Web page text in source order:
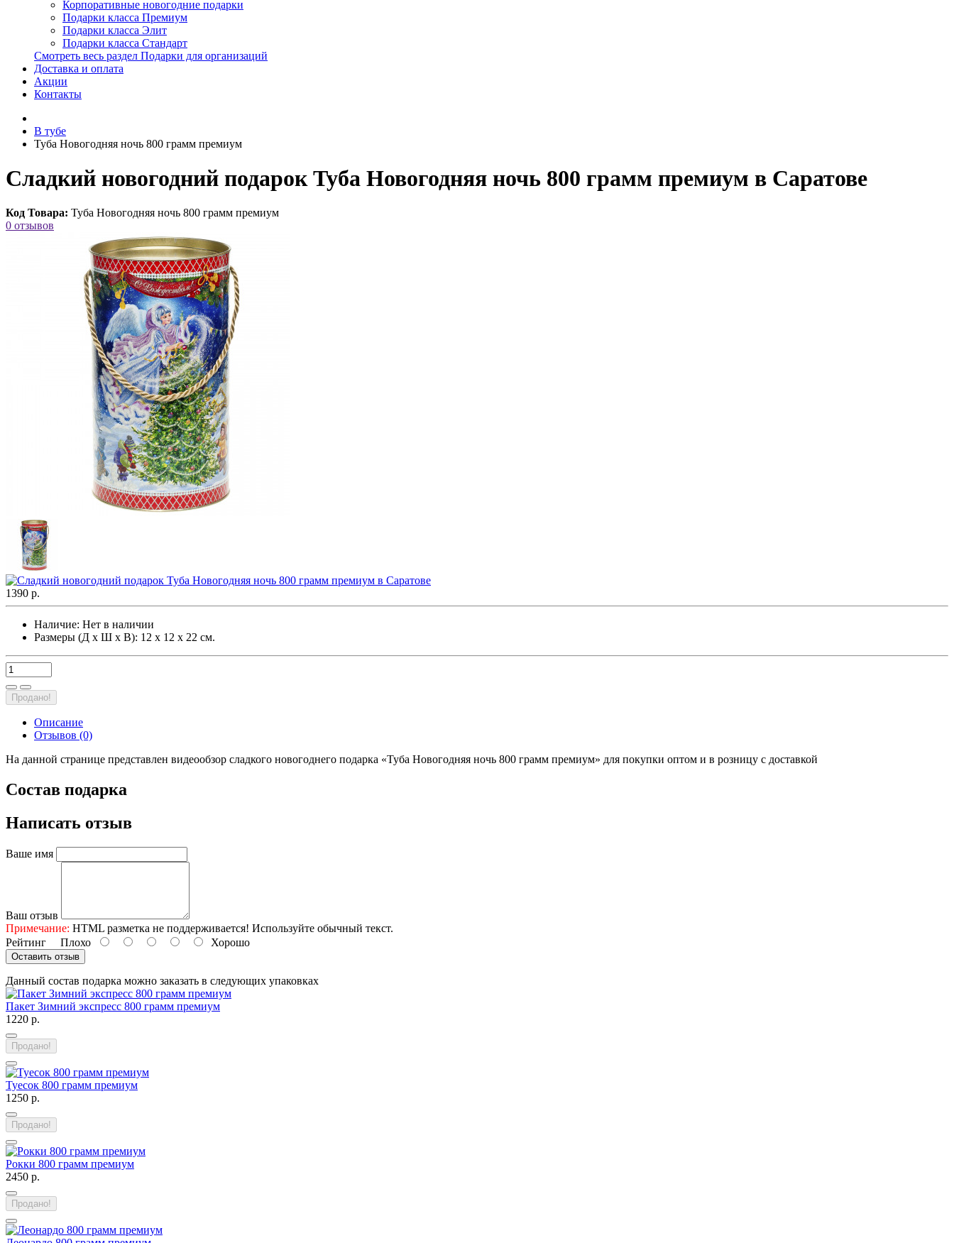
Корпоративные новогодние подарки
Подарки класса Премиум
Подарки класса Элит
Подарки класса Стандарт
Смотреть весь раздел Подарки для организаций
Доставка и оплата
Акции
Контакты
В тубе
Туба Новогодняя ночь 800 грамм премиум
Сладкий новогодний подарок Туба Новогодняя ночь 800 грамм премиум в Саратове
Код Товара: Туба Новогодняя ночь 800 грамм премиум
0 отзывов
1390 р.
Наличие: Нет в наличии
Размеры (Д х Ш х В): 12 х 12 х 22 см.
Продано!
Описание
Отзывов (0)
На данной странице представлен видеообзор сладкого новогоднего подарка «Туба Новогодняя ночь 800 грамм премиум» для покупки оптом и в розницу с доставкой
Состав подарка
Написать отзыв
Ваше имя
Ваш отзыв
Примечание: HTML разметка не поддерживается! Используйте обычный текст.
Рейтинг Плохо Хорошо
Оставить отзыв
Данный состав подарка можно заказать в следующих упаковках
Пакет Зимний экспресс 800 грамм премиум
1220 р.
Продано!
Туесок 800 грамм премиум
1250 р.
Продано!
Рокки 800 грамм премиум
2450 р.
Продано!